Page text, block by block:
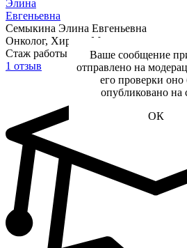
Элина
Евгеньевна
Семыкина Элина Евгеньевна
Онколог, Хирург, Маммолог
Стаж работы с 2004 года
1 отзыв
Ваше сообщение
отправлено на
его проверки оно
опубликовано на
ОК